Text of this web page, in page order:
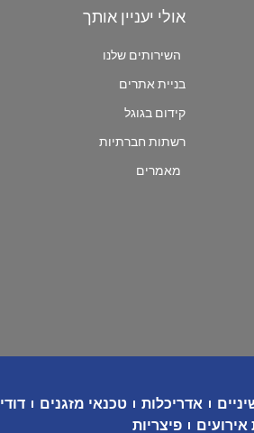
אולי יעניין אותך
השירותים שלנו
בניית אתרים
קידום בגוגל
רשתות חברתיות
מאמרים
אדריכלות טכנאי מזגנים
אירועים
פיצריות